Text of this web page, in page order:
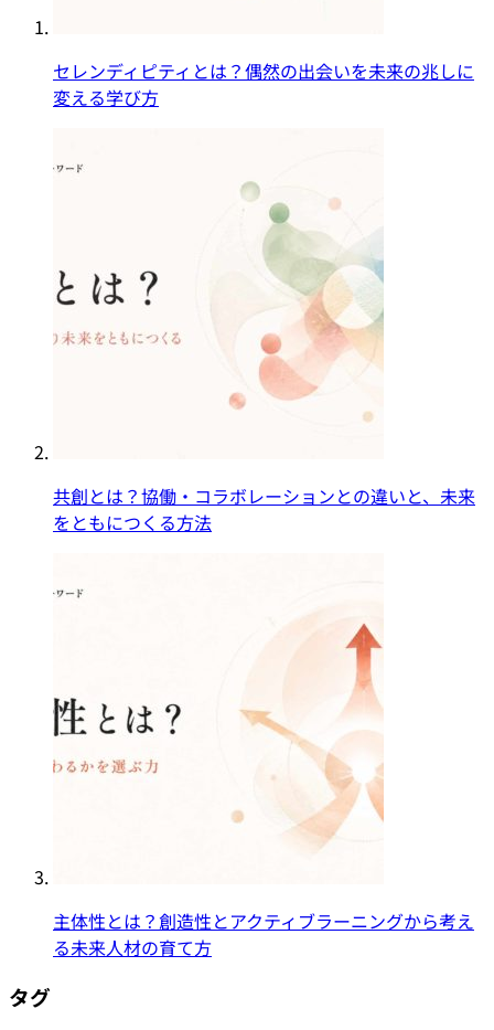
セレンディピティとは？偶然の出会いを未来の兆しに
変える学び方
共創とは？協働・コラボレーションとの違いと、未来
をともにつくる方法
主体性とは？創造性とアクティブラーニングから考え
る未来人材の育て方
タグ